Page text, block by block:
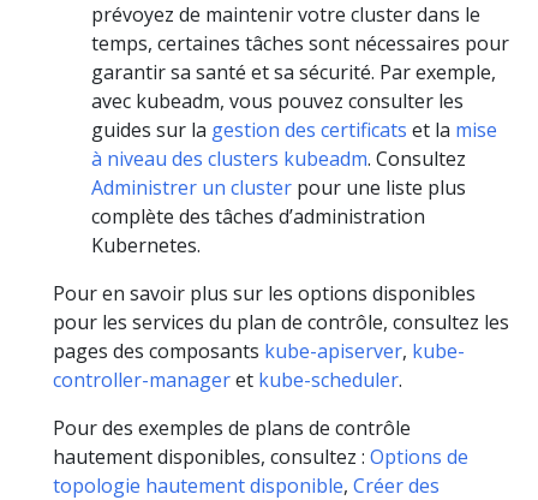
prévoyez de maintenir votre cluster dans le
temps, certaines tâches sont nécessaires pour
garantir sa santé et sa sécurité. Par exemple,
avec kubeadm, vous pouvez consulter les
guides sur la gestion des certificats et la mise
à niveau des clusters kubeadm. Consultez
Administrer un cluster pour une liste plus
complète des tâches d’administration
Kubernetes.
Pour en savoir plus sur les options disponibles
pour les services du plan de contrôle, consultez les
pages des composants kube-apiserver, kube-
controller-manageret kube-scheduler.
Pour des exemples de plans de contrôle
hautement disponibles, consultez : Options de
topologie hautement disponible, Créer des